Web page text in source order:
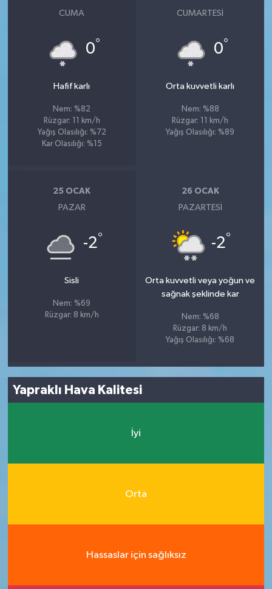
CUMA
0°
Hafif karlı
Nem: %82
Rüzgar: 11 km/h
Yağış Olasılığı: %72
Kar Olasılığı: %15
CUMARTESI
0°
Orta kuvvetli karlı
Nem: %88
Rüzgar: 11 km/h
Yağış Olasılığı: %89
25 OCAK
PAZAR
-2°
Sisli
Nem: %69
Rüzgar: 8 km/h
26 OCAK
PAZARTESI
-2°
Orta kuvvetli veya yoğun ve
sağnak şeklinde kar
Nem: %68
Rüzgar: 8 km/h
Yağış Olasılığı: %68
Yapraklı Hava Kalitesi
İyi
Orta
Hassaslar için sağlıksız